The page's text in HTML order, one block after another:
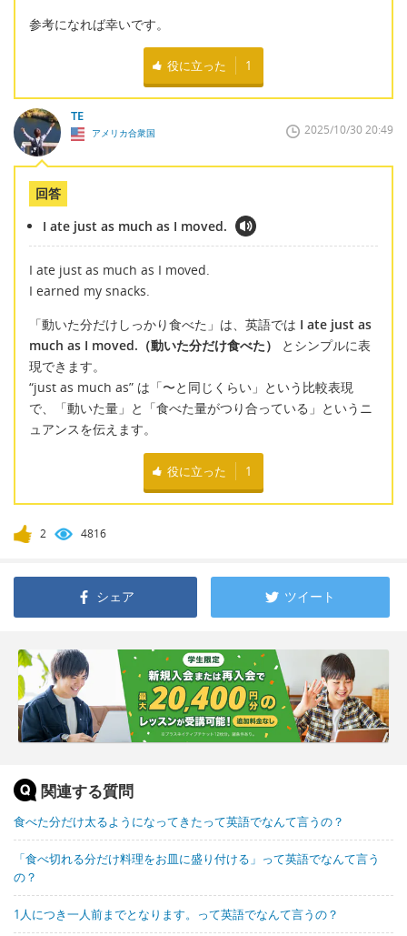
参考になれば幸いです。
役に立った 1
TE
アメリカ合衆国 2025/10/30 20:49
回答
I ate just as much as I moved.
I ate just as much as I moved.
I earned my snacks.
「動いた分だけしっかり食べた」は、英語では I ate just as
much as I moved.（動いた分だけ食べた）
とシンプルに表
現できます。
“just as much as” は「〜と同じくらい」という比較表現
で、「動いた量」と「食べた量がつり合っている」というニ
ュアンスを伝えます。
役に立った 1
2 4816
シェア ツイート
関連する質問
食べた分だけ太るようになってきたって英語でなんて言うの？
「食べ切れる分だけ料理をお皿に盛り付ける」って英語でなんて言う
の？
1人につき一人前までとなります。って英語でなんて言うの？